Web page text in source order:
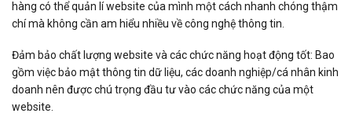
hàng có thể quản lí website của mình một cách nhanh chóng thậm
chí mà không cần am hiểu nhiều về công nghệ thông tin.
Đảm bảo chất lượng website và các chức năng hoạt động tốt: Bao
gồm việc bảo mật thông tin dữ liệu, các doanh nghiệp/cá nhân kinh
doanh nên được chú trọng đầu tư vào các chức năng của một
website.